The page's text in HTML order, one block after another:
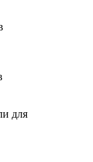
для